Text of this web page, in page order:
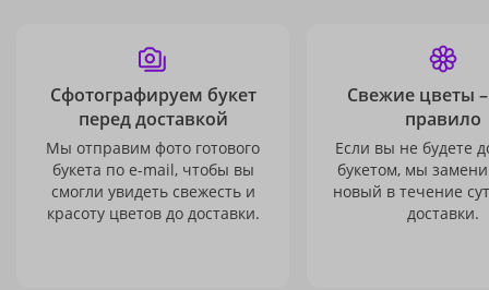
Сфотографируем букет
перед доставкой
Мы отправим фото готового
букета по e-mail, чтобы вы
смогли увидеть свежесть и
красоту цветов до доставки.
Свежие цветы
правило
Если вы не будете
букетом, мы
новый в течение
доставки.